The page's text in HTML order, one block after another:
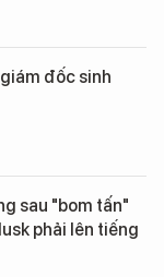
đốc sinh
sau "bom tấn"
phải lên tiếng